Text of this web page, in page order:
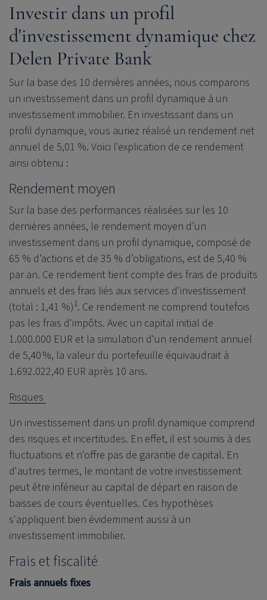
Investir dans un profil
d'investissement dynamique chez
Delen Private Bank
Sur la base des 10 dernières années, nous comparons
un investissement dans un profil dynamique à un
investissement immobilier. En investissant dans un
profil dynamique, vous auriez réalisé un rendement net
annuel de 5,01 %. Voici l'explication de ce rendement
ainsi obtenu :
Rendement moyen
Sur la base des performances réalisées sur les 10
dernières années, le rendement moyen d’un
investissement dans un profil dynamique, composé de
65 % d’actions et de 35 % d’obligations, est de 5,40 %
par an. Ce rendement tient compte des frais de produits
annuels et des frais liés aux services d'investissement
(total : 1,41 %)1. Ce rendement ne comprend toutefois
pas les frais d'impôts. Avec un capital initial de
1.000.000 EUR et la simulation d'un rendement annuel
de 5,40 %, la valeur du portefeuille équivaudrait à
1.692.022,40 EUR après 10 ans.
Risques
Un investissement dans un profil dynamique comprend
des risques et incertitudes. En effet, il est soumis à des
fluctuations et n'offre pas de garantie de capital. En
d'autres termes, le montant de votre investissement
peut être inférieur au capital de départ en raison de
baisses de cours éventuelles. Ces hypothèses
s'appliquent bien évidemment aussi à un
investissement immobilier.
Frais et fiscalité
Frais annuels fixes